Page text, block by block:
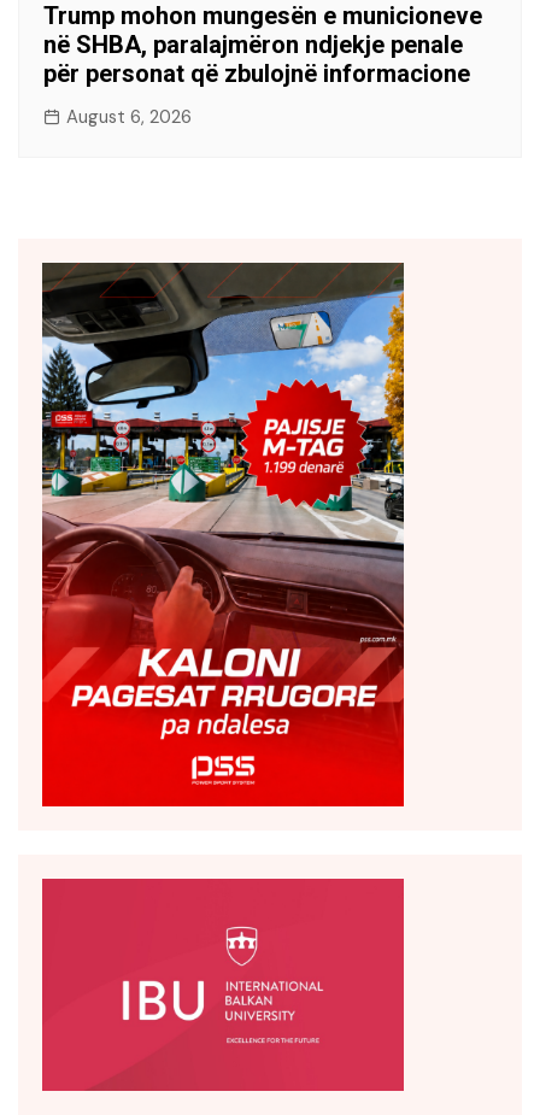
Trump mohon mungesën e municioneve
në SHBA, paralajmëron ndjekje penale
për personat që zbulojnë informacione
August 6, 2026